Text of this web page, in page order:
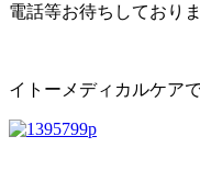
電話等お待ちしておりま
イトーメディカルケア